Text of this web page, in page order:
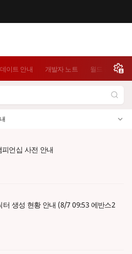
이트 안내 개발자 노트 월드 콘텐츠
언십 사전 안내
생성 현황 안내 (8/7 09:53 에반스2